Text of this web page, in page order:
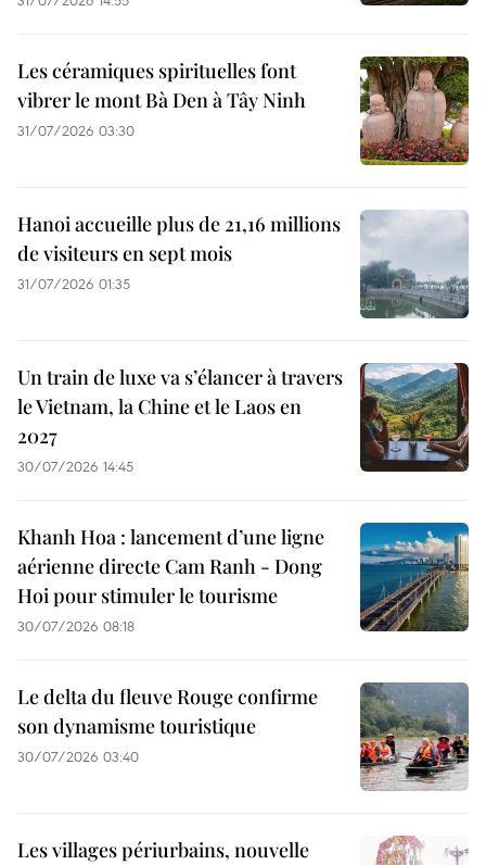
Les céramiques spirituelles font
vibrer le mont Bà Den à Tây Ninh
31/07/2026 03:30
Hanoi accueille plus de 21,16 millions
de visiteurs en sept mois ​
31/07/2026 01:35
Un train de luxe va s’élancer à travers
le Vietnam, la Chine et le Laos en
2027
30/07/2026 14:45
Khanh Hoa : lancement d’une ligne
aérienne directe Cam Ranh - Dong
Hoi pour stimuler le tourisme
30/07/2026 08:18
Le delta du fleuve Rouge confirme
son dynamisme touristique
30/07/2026 03:40
Les villages périurbains, nouvelle